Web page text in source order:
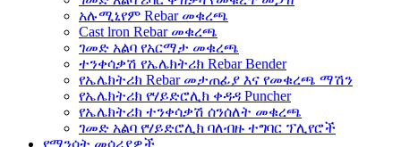
አሉሚኒየም Rebar መቁረጫ
Cast lron Rebar መቁረጫ
ገመድ አልባ የአርማታ መቁረጫ
ተንቀሳቃሽ የኤሌክትሪክ Rebar Bender
የኤሌክትሪክ Rebar መታጠፊያ እና የመቁረጫ ማሽን
የኤሌክትሪክ የሃይድሮሊክ ቀዳዳ Puncher
የኤሌክትሪክ ተንቀሳቃሽ ሰንሰለት መቁረጫ
ገመድ አልባ የሃይድሮሊክ ባለብዙ ተግባር ፕሊየሮች
የማንሳት መሳሪያዎች